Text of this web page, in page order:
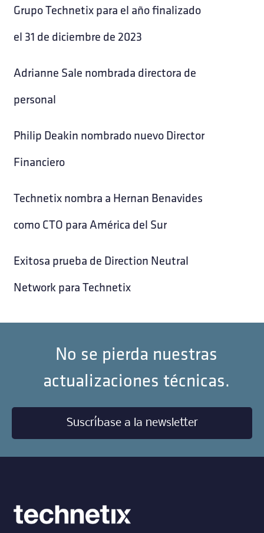
Grupo Technetix para el año finalizado
el 31 de diciembre de 2023
Adrianne Sale nombrada directora de
personal
Philip Deakin nombrado nuevo Director
Financiero
Technetix nombra a Hernan Benavides
como CTO para América del Sur
Exitosa prueba de Direction Neutral
Network para Technetix
No se pierda nuestras
actualizaciones técnicas.
Suscríbase a la newsletter